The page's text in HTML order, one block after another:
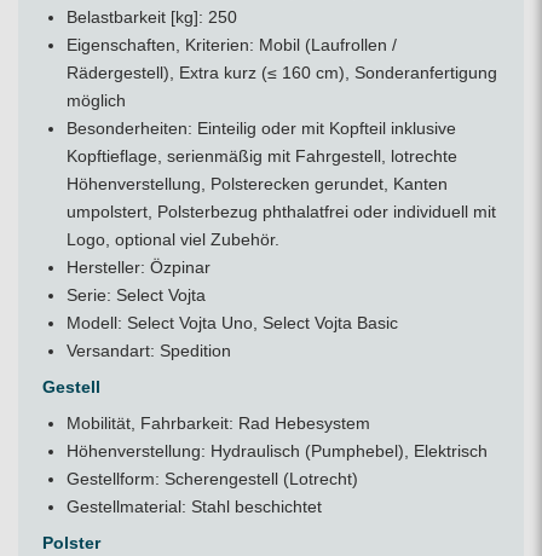
Belastbarkeit [kg]: 250
Eigenschaften, Kriterien: Mobil (Laufrollen /
Rädergestell), Extra kurz (≤ 160 cm), Sonderanfertigung
möglich
Besonderheiten: Einteilig oder mit Kopfteil inklusive
Kopftieflage, serienmäßig mit Fahrgestell, lotrechte
Höhenverstellung, Polsterecken gerundet, Kanten
umpolstert, Polsterbezug phthalatfrei oder individuell mit
Logo, optional viel Zubehör.
Hersteller: Özpinar
Serie: Select Vojta
Modell: Select Vojta Uno, Select Vojta Basic
Versandart: Spedition
Gestell
Mobilität, Fahrbarkeit: Rad Hebesystem
Höhenverstellung: Hydraulisch (Pumphebel), Elektrisch
Gestellform: Scherengestell (Lotrecht)
Gestellmaterial: Stahl beschichtet
Polster